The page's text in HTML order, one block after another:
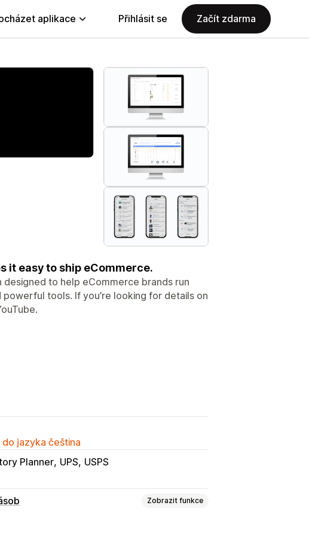
aplikace Přihlásit se Začít zdarma
it easy to ship eCommerce.
designed to help eCommerce brands run
tools. If you’re looking for details on
jazyka čeština
Planner UPS USPS
Zobrazit funkce